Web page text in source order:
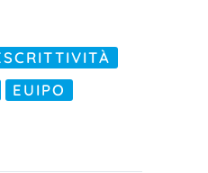
EUIPO